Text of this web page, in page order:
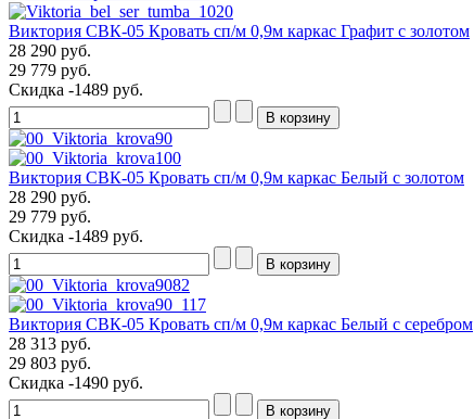
Виктория СВК-05 Кровать сп/м 0,9м каркас Графит с золотом
28 290 руб.
29 779 руб.
Скидка -1489 руб.
Виктория СВК-05 Кровать сп/м 0,9м каркас Белый с золотом
28 290 руб.
29 779 руб.
Скидка -1489 руб.
Виктория СВК-05 Кровать сп/м 0,9м каркас Белый с серебром
28 313 руб.
29 803 руб.
Скидка -1490 руб.